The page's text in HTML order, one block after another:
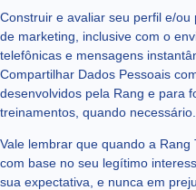
Construir e avaliar seu perfil e/
de marketing, inclusive com o
telefônicas e mensagens
Compartilhar Dados Pessoais
desenvolvidos pela Rang e para
treinamentos, quando necessário.
Vale lembrar que quando a
com base no seu legítimo
sua expectativa, e nunca em